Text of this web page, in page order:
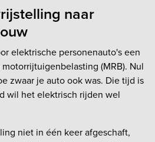
naar
elektrische personenauto's een
(MRB). Nul
zwaar je auto ook was. Die tijd is
wil het elektrisch rijden wel
niet in één keer afgeschaft,